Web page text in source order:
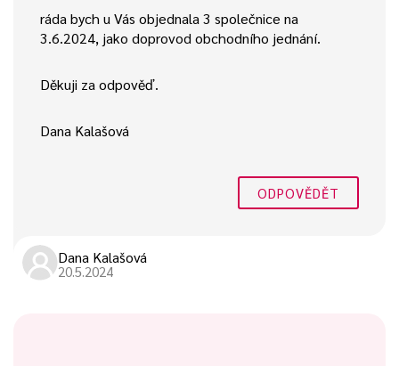
ráda bych u Vás objednala 3 společnice na
3.6.2024, jako doprovod obchodního jednání.
Děkuji za odpověď.
Dana Kalašová
ODPOVĚDĚT
Dana Kalašová
20.5.2024